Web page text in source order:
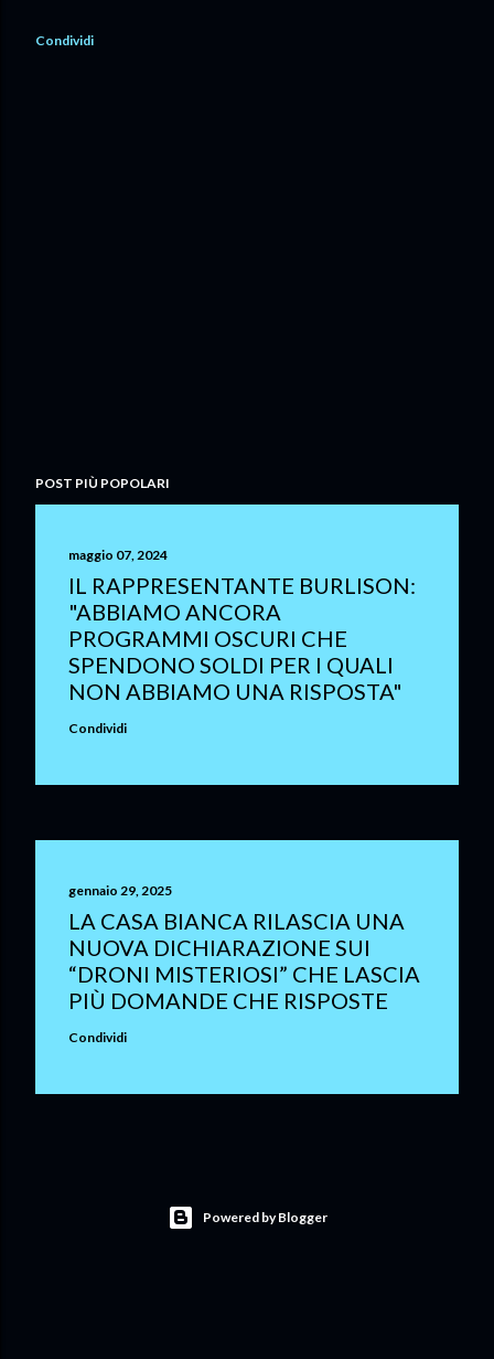
Condividi
POST PIÙ POPOLARI
maggio 07, 2024
IL RAPPRESENTANTE BURLISON:
"ABBIAMO ANCORA
PROGRAMMI OSCURI CHE
SPENDONO SOLDI PER I QUALI
NON ABBIAMO UNA RISPOSTA"
Condividi
gennaio 29, 2025
LA CASA BIANCA RILASCIA UNA
NUOVA DICHIARAZIONE SUI
“DRONI MISTERIOSI” CHE LASCIA
PIÙ DOMANDE CHE RISPOSTE
Condividi
Powered by Blogger